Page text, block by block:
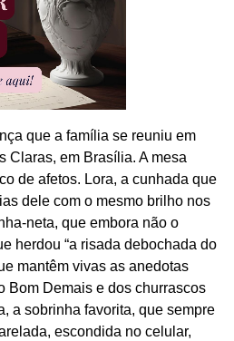
que a família se reuniu em
Claras, em Brasília. A mesa
de afetos. Lora, a cunhada que
dele com o mesmo brilho nos
neta, que embora não o
herdou “a risada debochada do
mantêm vivas as anedotas
Bom Demais e dos churrascos
a sobrinha favorita, que sempre
escondida no celular,